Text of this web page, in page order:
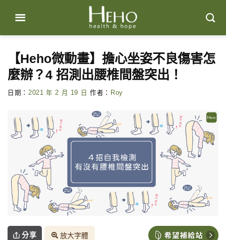
content
【Heho微動畫】擔心坐姿不良傷害怎
麼辦？4 招測出腰椎間盤突出！
日期： 2021 年 2 月 19 日 作者： Roy
分享 放大字體